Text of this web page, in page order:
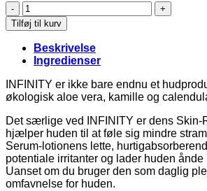
INFINITY
Serum-
Lotion
-
300
ml.
antal
Tilføj til kurv
Beskrivelse
Ingredienser
INFINITY er ikke bare endnu et
økologisk aloe vera, kamille og
Det særlige ved INFINITY er dens
hjælper huden til at føle sig mindre
Serum‑lotionens lette,
potentiale irritanter og lader huden
Uanset om du bruger den som daglig
omfavnelse for huden.